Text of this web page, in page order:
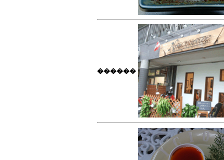
������